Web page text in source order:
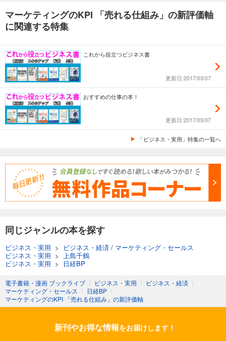
マーケティングのKPI 「売れる仕組み」の新評価軸
に関連する特集
これから役立つビジネス書
更新日:2017/03/07
おすすめの仕事の本！
更新日:2017/03/07
「ビジネス・実用」特集の一覧へ
同じジャンルの本を探す
ビジネス・実用 > ビジネス・経済 / マーケティング・セールス
ビジネス・実用 >
上島千鶴
ビジネス・実用 > 日経BP
電子書籍・漫画 ブックライブ 〉 ビジネス・実用 〉 ビジネス・経済 〉
マーケティング・セールス 〉 日経BP 〉
マーケティングのKPI 「売れる仕組み」の新評価軸
新刊やお得な情報をお届けします！